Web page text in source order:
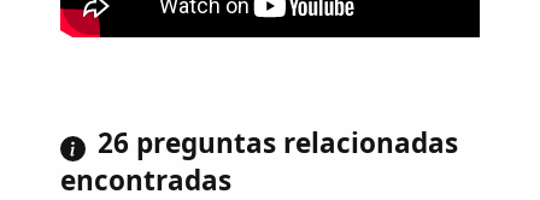
26 preguntas relacionadas
encontradas